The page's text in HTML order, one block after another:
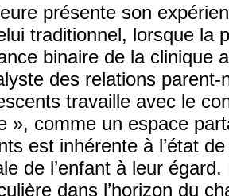
présente son
traditionnel, lorsque la
binaire de la clinique
des relations
travaille avec le
», comme un espace
est inhérente à l’état
de l’enfant à leur
dans l’horizon du